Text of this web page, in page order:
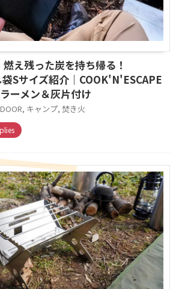
え残った炭を持ち帰る！
Sサイズ紹介｜COOK'N'ESCAPE
ーメン＆灰片付け
, キャンプ, 焚き火